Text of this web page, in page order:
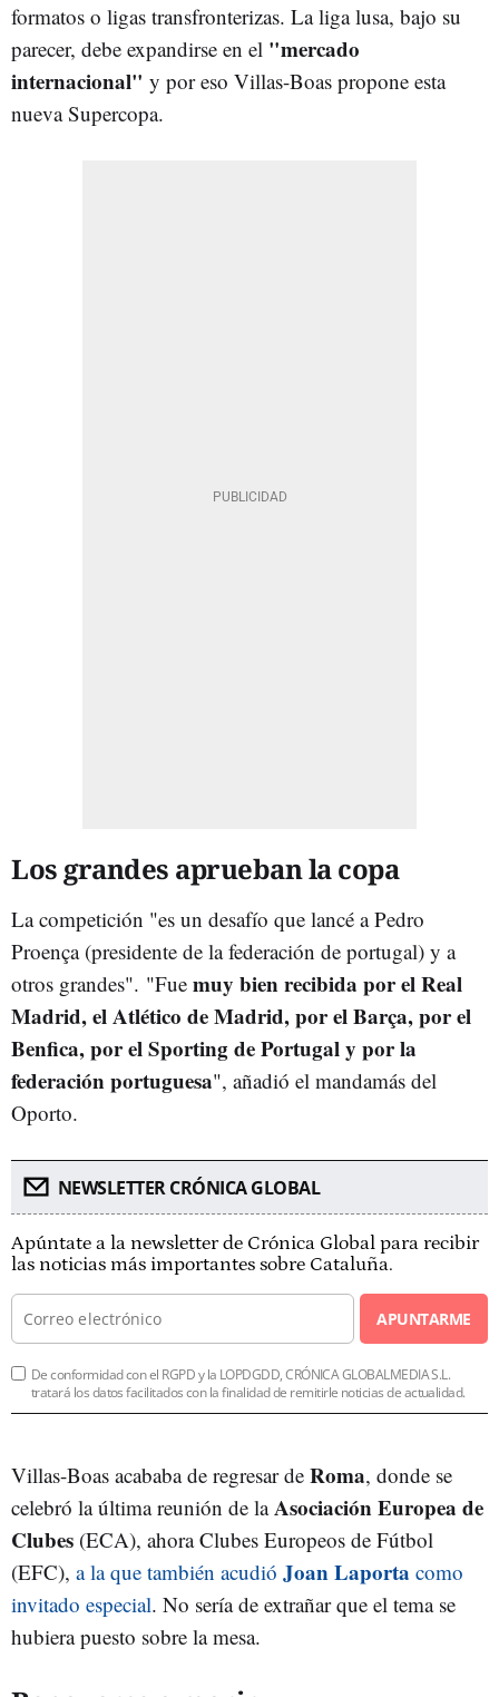
formatos o ligas transfronterizas. La liga lusa, bajo su
parecer, debe expandirse en el "mercado
internacional" y por eso Villas-Boas propone esta
nueva Supercopa.
Los grandes aprueban la copa
La competición "es un desafío que lancé a Pedro
Proença (presidente de la federación de portugal) y a
otros grandes". "Fue muy bien recibida por el Real
Madrid, el Atlético de Madrid, por el Barça, por el
Benfica, por el Sporting de Portugal y por la
federación portuguesa", añadió el mandamás del
Oporto.
NEWSLETTER CRÓNICA GLOBAL
Apúntate a la newsletter de Crónica Global para recibir
las noticias más importantes sobre Cataluña.
APUNTARME
De conformidad con el RGPD y la LOPDGDD, CRÓNICA GLOBALMEDIA S.L.
tratará los datos facilitados con la finalidad de remitirle noticias de actualidad.
Villas-Boas acababa de regresar de Roma, donde se
celebró la última reunión de laAsociación Europea de
Clubes (ECA), ahora Clubes Europeos de Fútbol
(EFC), a la que también acudió Joan Laporta como
invitado especial. No sería de extrañar que el tema se
hubiera puesto sobre la mesa.